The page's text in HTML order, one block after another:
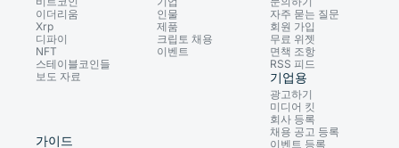
이더리움
Xrp
디파이
NFT
스테이블코인들
보도 자료
인물
제품
크립토 채용
이벤트
가이드
자주 묻는 질문
회원 가입
무료 위젯
면책 조항
RSS 피드
기업용
광고하기
미디어 킷
회사 등록
채용 공고 등록
이벤트 등록